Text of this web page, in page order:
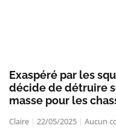
Exaspéré par les
décide de détruire
masse pour les
Claire 22/05/2025 Aucun